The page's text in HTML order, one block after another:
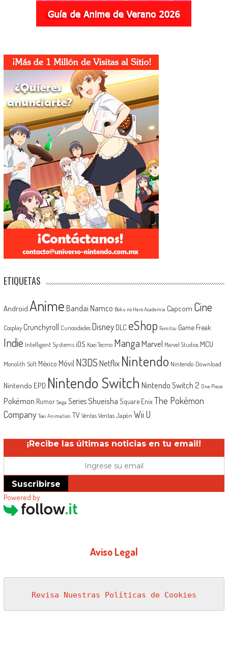
ETIQUETAS
Android Anime Bandai Namco Boku no Hero Academia Capcom Cine
Cosplay Crunchyroll Curiosidades Disney DLC eShop Famitsu Game Freak
Indie Intelligent Systems iOS Koei Tecmo MangaMarvel Marvel Studios MCU
Monolith Soft México Móvil N3DSNetflix Nintendo Nintendo Download
Nintendo EPD Nintendo Switch Nintendo Switch 2 One Piece
Pokémon Rumor Sega SeriesShueisha Square EnixThe Pokémon
Company Toei Animation TV Ventas Ventas Japón Wii U
¡Recibe las últimas noticias en tu email!
Suscribirse
Powered by
Aviso Legal
Revisa Nuestras Políticas de Cookies